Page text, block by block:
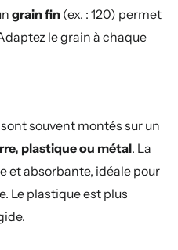
grain fin (ex. : 120) permet
le grain à chaque
souvent montés sur un
plastique ou métal. La
et absorbante, idéale pour
Le plastique est plus